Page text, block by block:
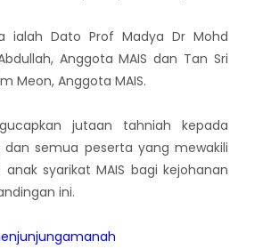
ialah Dato Prof Madya Dr Mohd
Anggota MAIS dan Tan Sri
Meon, Anggota MAIS.
jutaan tahniah kepada
semua peserta yang mewakili
syarikat MAIS bagi kejohanan
ini.